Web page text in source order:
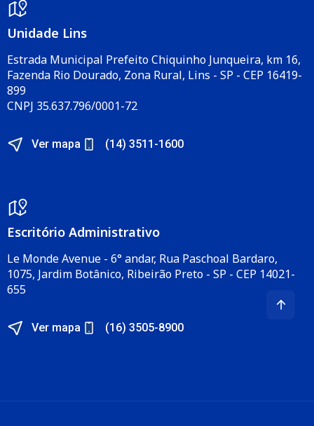
Unidade Lins
Estrada Municipal Prefeito Chiquinho Junqueira, km 16,
Fazenda Rio Dourado, Zona Rural, Lins - SP - CEP 16419-
899
CNPJ 35.637.796/0001-72
Ver mapa (14) 3511-1600
Escritório Administrativo​
Le Monde Avenue - 6° andar, Rua Paschoal Bardaro,
1075, Jardim Botânico, Ribeirão Preto - SP - CEP 14021-
655​
Ver mapa (16) 3505-8900